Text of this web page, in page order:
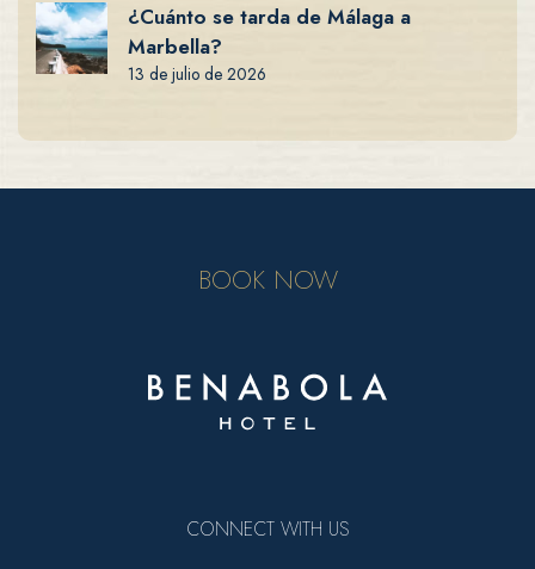
¿Cuánto se tarda de Málaga a
Marbella?
13 de julio de 2026
BOOK NOW
CONNECT WITH US